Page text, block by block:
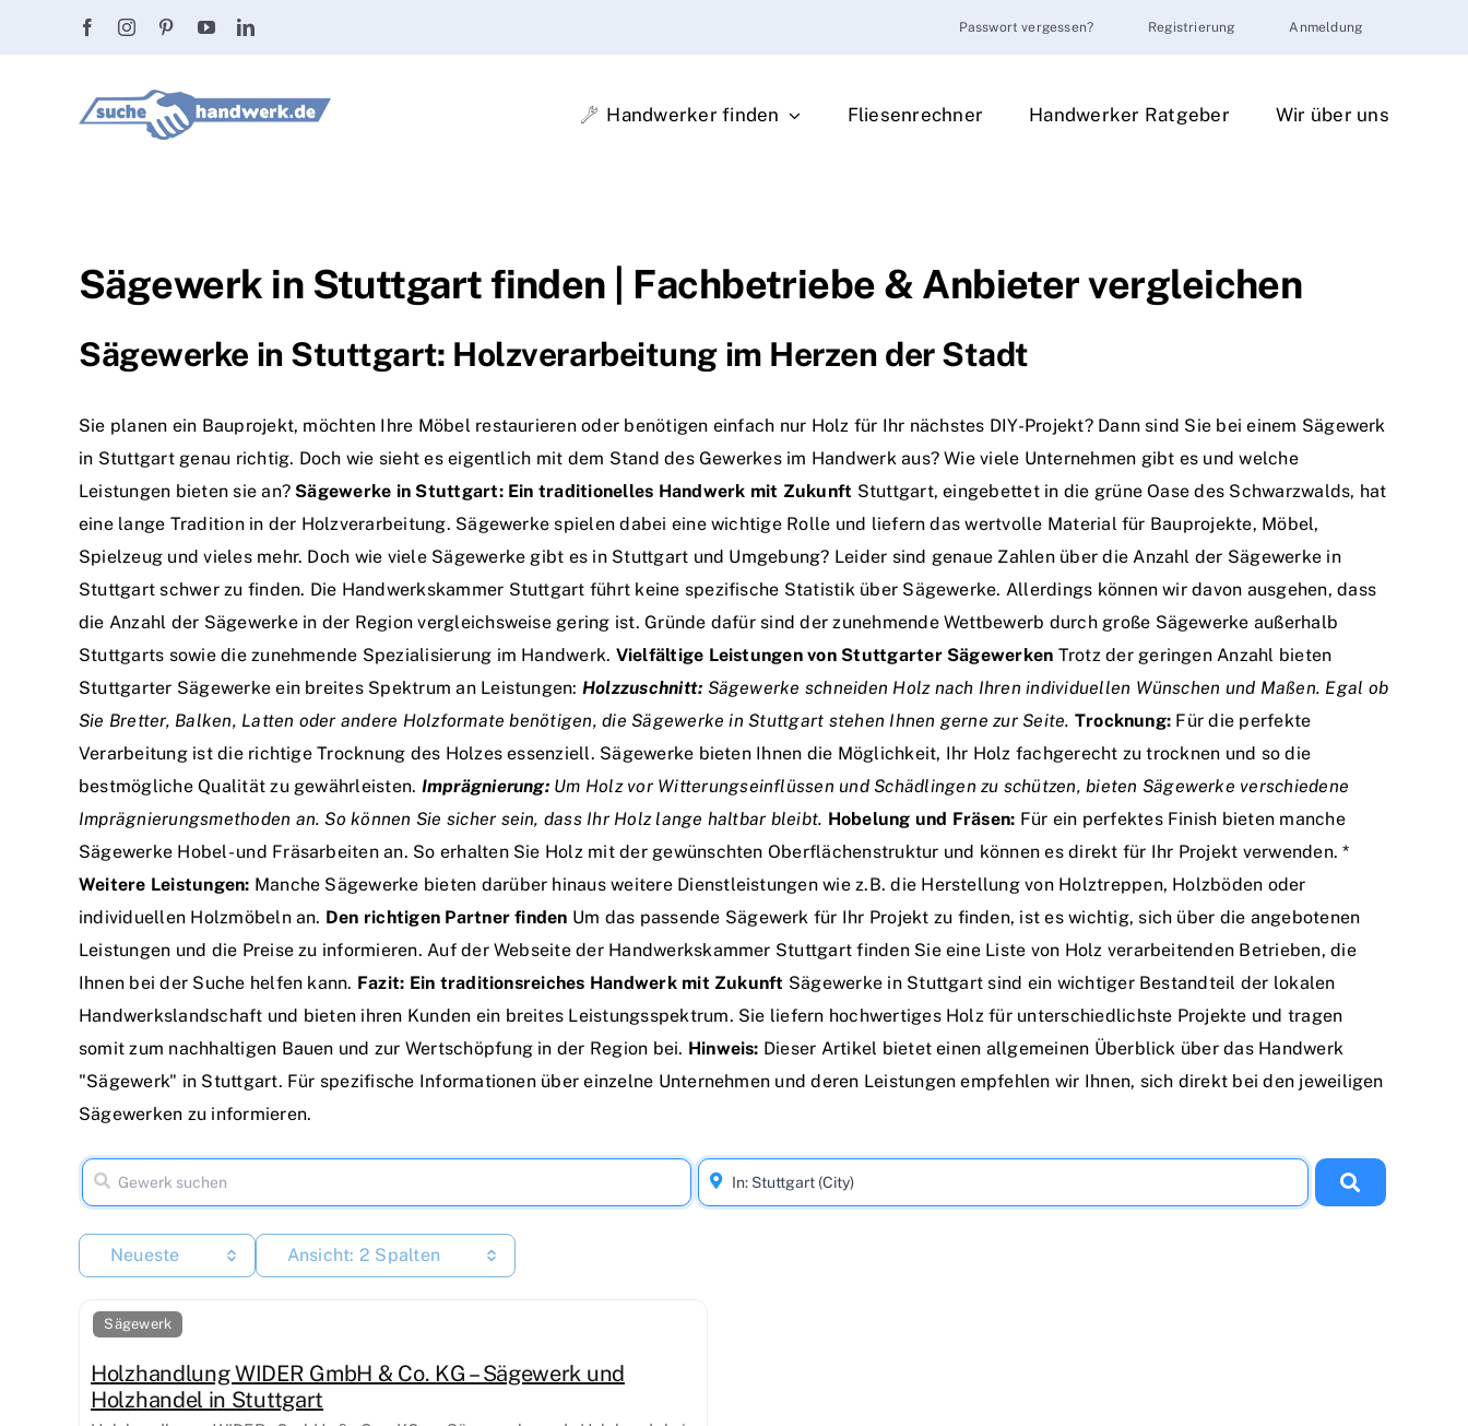
Passwort vergessen? Registrierung Anmeldung
Handwerker finden Fliesenrechner Handwerker Ratgeber Wir über uns
Sägewerk in Stuttgart finden | Fachbetriebe & Anbieter vergleichen
Sägewerke in Stuttgart: Holzverarbeitung im Herzen der Stadt
Sie planen ein Bauprojekt, möchten Ihre Möbel restaurieren oder benötigen einfach nur Holz für Ihr nächstes DIY-Projekt? Dann sind Sie bei einem Sägewerk
in Stuttgart genau richtig. Doch wie sieht es eigentlich mit dem Stand des Gewerkes im Handwerk aus? Wie viele Unternehmen gibt es und welche
Leistungen bieten sie an? Sägewerke in Stuttgart: Ein traditionelles Handwerk mit Zukunft Stuttgart, eingebettet in die grüne Oase des Schwarzwalds, hat
eine lange Tradition in der Holzverarbeitung. Sägewerke spielen dabei eine wichtige Rolle und liefern das wertvolle Material für Bauprojekte, Möbel,
Spielzeug und vieles mehr. Doch wie viele Sägewerke gibt es in Stuttgart und Umgebung? Leider sind genaue Zahlen über die Anzahl der Sägewerke in
Stuttgart schwer zu finden. Die Handwerkskammer Stuttgart führt keine spezifische Statistik über Sägewerke. Allerdings können wir davon ausgehen, dass
die Anzahl der Sägewerke in der Region vergleichsweise gering ist. Gründe dafür sind der zunehmende Wettbewerb durch große Sägewerke außerhalb
Stuttgarts sowie die zunehmende Spezialisierung im Handwerk. Vielfältige Leistungen von Stuttgarter Sägewerken Trotz der geringen Anzahl bieten
Stuttgarter Sägewerke ein breites Spektrum an Leistungen: Holzzuschnitt: Sägewerke schneiden Holz nach Ihren individuellen Wünschen und Maßen. Egal ob
Sie Bretter, Balken, Latten oder andere Holzformate benötigen, die Sägewerke in Stuttgart stehen Ihnen gerne zur Seite. Trocknung: Für die perfekte
Verarbeitung ist die richtige Trocknung des Holzes essenziell. Sägewerke bieten Ihnen die Möglichkeit, Ihr Holz fachgerecht zu trocknen und so die
bestmögliche Qualität zu gewährleisten. Imprägnierung:Um Holz vor Witterungseinflüssen und Schädlingen zu schützen, bieten Sägewerke verschiedene
Imprägnierungsmethoden an. So können Sie sicher sein, dass Ihr Holz lange haltbar bleibt. Hobelung und Fräsen: Für ein perfektes Finish bieten manche
Sägewerke Hobel- und Fräsarbeiten an. So erhalten Sie Holz mit der gewünschten Oberflächenstruktur und können es direkt für Ihr Projekt verwenden. *
Weitere Leistungen: Manche Sägewerke bieten darüber hinaus weitere Dienstleistungen wie z.B. die Herstellung von Holztreppen, Holzböden oder
individuellen Holzmöbeln an. Den richtigen Partner finden Um das passende Sägewerk für Ihr Projekt zu finden, ist es wichtig, sich über die angebotenen
Leistungen und die Preise zu informieren. Auf der Webseite der Handwerkskammer Stuttgart finden Sie eine Liste von Holz verarbeitenden Betrieben, die
Ihnen bei der Suche helfen kann. Fazit: Ein traditionsreiches Handwerk mit Zukunft Sägewerke in Stuttgart sind ein wichtiger Bestandteil der lokalen
Handwerkslandschaft und bieten ihren Kunden ein breites Leistungsspektrum. Sie liefern hochwertiges Holz für unterschiedlichste Projekte und tragen
somit zum nachhaltigen Bauen und zur Wertschöpfung in der Region bei. Hinweis: Dieser Artikel bietet einen allgemeinen Überblick über das Handwerk
"Sägewerk" in Stuttgart. Für spezifische Informationen über einzelne Unternehmen und deren Leistungen empfehlen wir Ihnen, sich direkt bei den jeweiligen
Sägewerken zu informieren.
Neueste Ansicht: 2 Spalten
Sägewerk
Holzhandlung WIDER GmbH & Co. KG – Sägewerk und
Holzhandel in Stuttgart